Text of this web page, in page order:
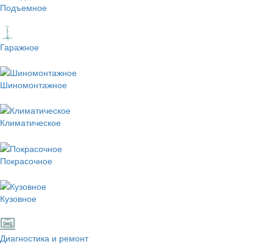
Подъемное
Гаражное
Шиномонтажное
Климатическое
Покрасочное
Кузовное
Диагностика и ремонт